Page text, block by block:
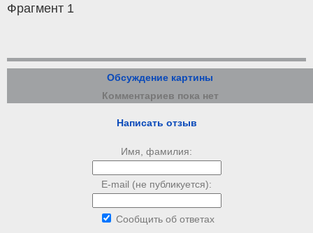
Фрагмент 1
Обсуждение картины
Комментариев пока нет
Написать отзыв
Имя, фамилия:
E-mail (не публикуется):
Сообщить об ответах